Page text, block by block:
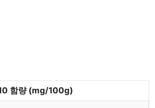
함량 (mg/100g)